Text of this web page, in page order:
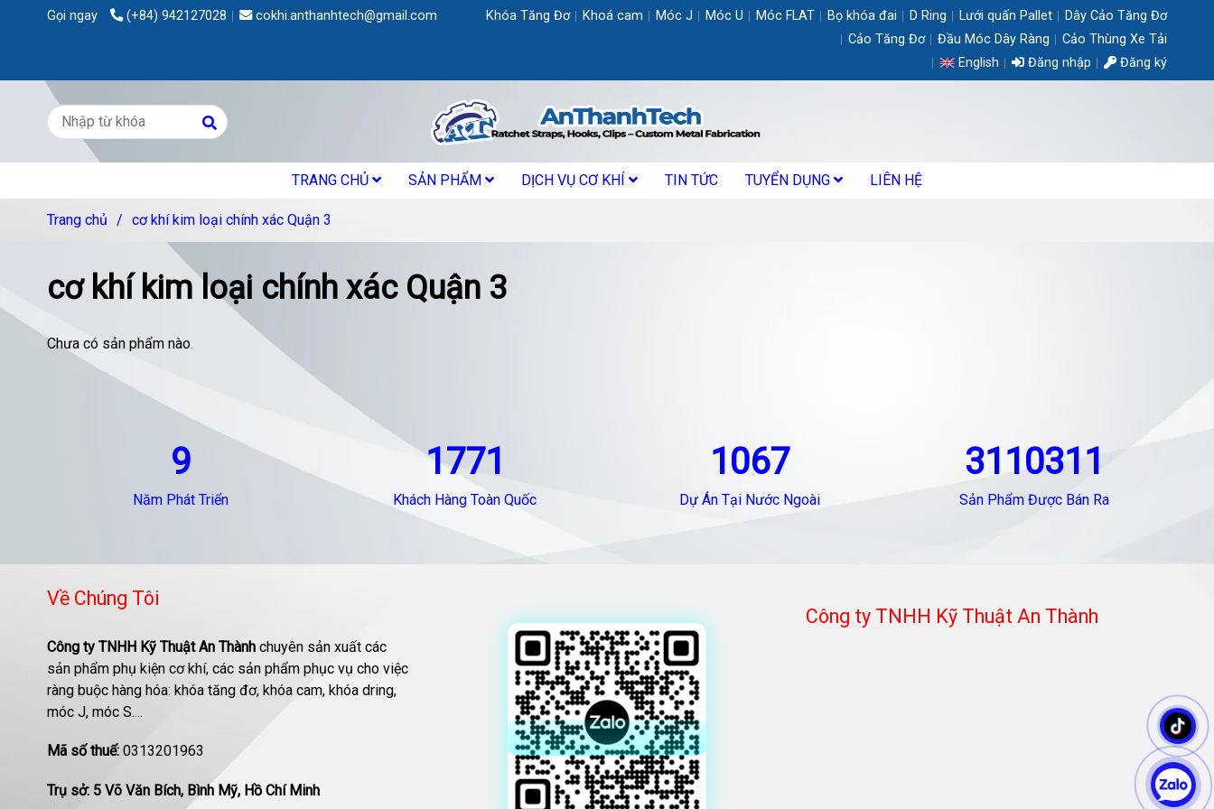
Gọi ngay (+84) 942127028 cokhi.anthanhtech@gmail.com Khóa Tăng Đơ Khoá cam Móc J Móc U Móc FLAT Bọ khóa đai D Ring Lưới quấn Pallet
Dây Cảo Tăng Đơ
Cảo Tăng Đơ
Đầu Móc Dây Ràng
Cảo Thùng Xe Tải
English
Đăng nhập Đăng ký
TRANG CHỦ SẢN PHẨM DỊCH VỤ CƠ KHÍ TIN TỨC TUYỂN DỤNG LIÊN HỆ
Trang chủ / cơ khí kim loại chính xác Quận 3
cơ khí kim loại chính xác Quận 3
Chưa có sản phẩm nào.
9
Năm Phát Triển
1771
Khách Hàng Toàn Quốc
1067
Dự Án Tại Nước Ngoài
3110311
Sản Phẩm Được Bán Ra
Về Chúng Tôi
Công ty TNHH Kỹ Thuật An Thành chuyên sản xuất các
sản phẩm phụ kiện cơ khí, các sản phẩm phục vụ cho việc
ràng buộc hàng hóa: khóa tăng đơ, khóa cam, khóa dring,
móc J, móc S....
Mã số thuế: 0313201963
Trụ sở: 5 Võ Văn Bích, Bình Mỹ, Hồ Chí Minh
Công ty TNHH Kỹ Thuật An Thành